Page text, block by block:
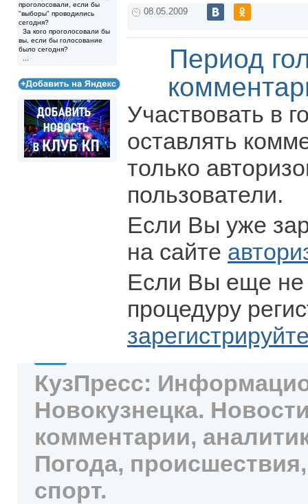
проголосовали, если бы
"выборы" проводились
сегодня?
За кого проголосовали бы
вы, если бы голосование
было сегодня?
08.05.2009
Период
Участвовать в
оставлять
только
пользователи.
Если Вы уже
на сайте
Если Вы еще не
процедуру
КузПресс:
Новокузнецка.
комментарии,
Погода,
спорт.